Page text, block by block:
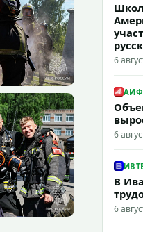
6
6
В
6